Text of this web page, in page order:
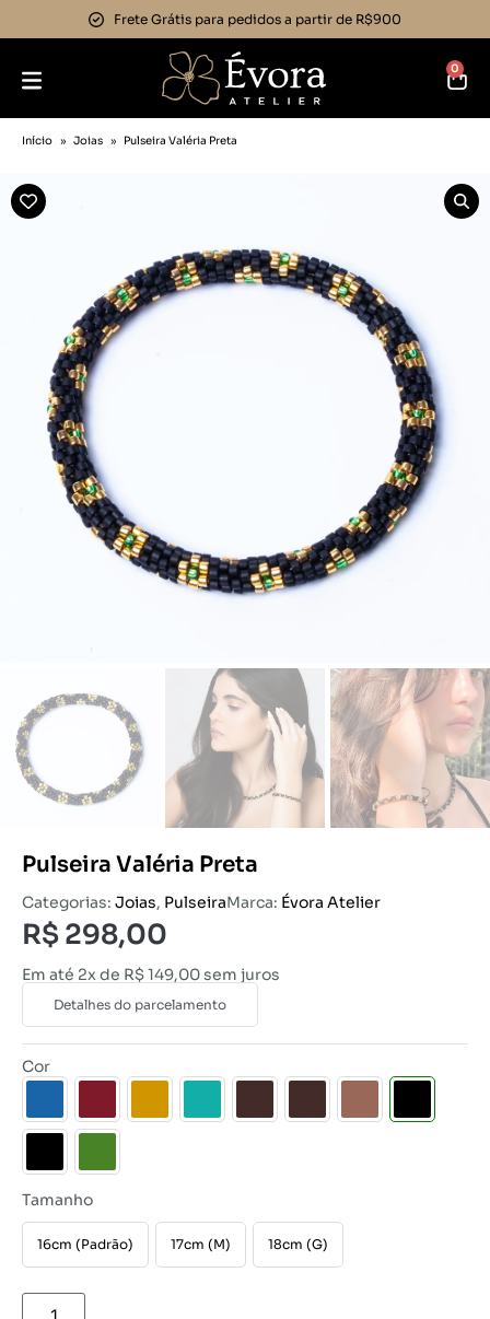
Frete Grátis para pedidos a partir de R$900
0
Início » Joias » Pulseira Valéria Preta
Pulseira Valéria Preta
Categorias: Joias, PulseiraMarca: Évora Atelier
R$298,00
Em até 2x de R$149,00sem juros
Detalhes do parcelamento
Cor
Tamanho
16cm (Padrão) 17cm (M) 18cm (G)